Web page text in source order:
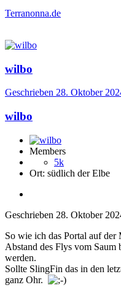
Terranonna.de
wilbo
Geschrieben 28. Oktober
wilbo
Members
5k
Ort: südlich der Elbe
Geschrieben 28. Oktober
So wie ich das Portal auf der
Abstand des Flys vom Saum
werden.
Sollte SlingFin das in den
ganz Ohr.